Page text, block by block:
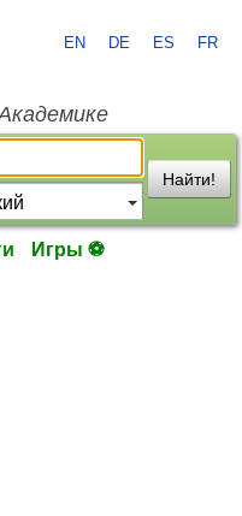
EN DE ES FR
Найти!
Игры ⚽